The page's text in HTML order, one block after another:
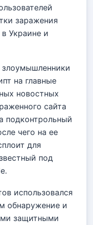
заражения
Украине и
злоумышленники
на главные
новостных
сайта
подконтрольный
чего на ее
для
под
использовался
обнаружение и
защитными